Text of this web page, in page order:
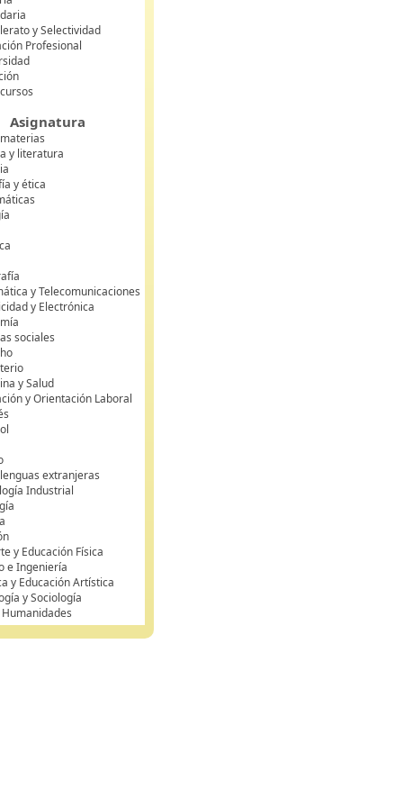
y Selectividad
Profesional
Asignatura
y literatura
y ética
y Telecomunicaciones
y Electrónica
sociales
y Salud
y Orientación Laboral
extranjeras
Industrial
y Educación Física
e Ingeniería
y Educación Artística
y Sociología